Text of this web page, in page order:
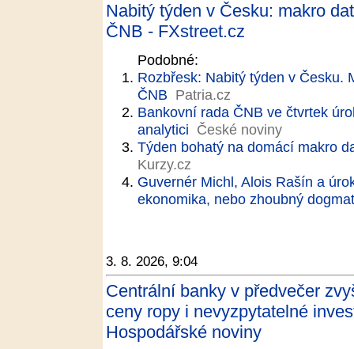
Nabitý týden v Česku: makro
ČNB - FXstreet.cz
Podobné:
Rozbřesk: Nabitý týden v Česku.
ČNB Patria.cz
Bankovní rada ČNB ve čtvrtek
analytici České noviny
Týden bohatý na domácí makro
Kurzy.cz
Guvernér Michl, Alois Rašín a
ekonomika, nebo zhoubný
3. 8. 2026, 9:04
Centrální banky v předvečer
ceny ropy i nevyzpytatelné
Hospodářské noviny